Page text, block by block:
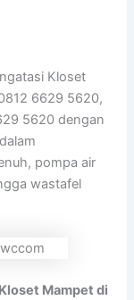
Kloset
6629 5620,
5620 dengan
pompa air
wastafel
Mampet di